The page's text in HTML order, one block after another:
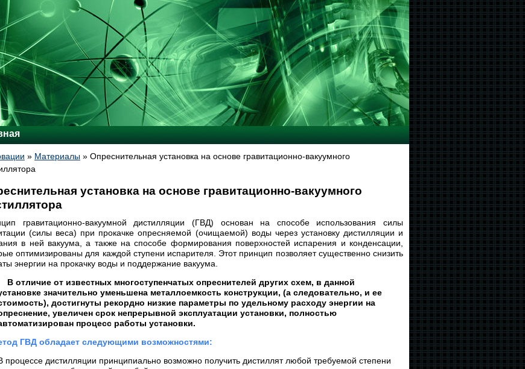
» Материалы » Опреснительная установка на основе гравитационно-вакуумного
установка на основе гравитационно-вакуумного
гравитационно-вакуумной дистилляции (ГВД) основан на способе использования силы
(силы веса) при прокачке опресняемой (очищаемой) воды через установку дистилляции и
в ней вакуума, а также на способе формирования поверхностей испарения и конденсации,
оптимизированы для каждой ступени испарителя. Этот принцип позволяет существенно снизить
энергии на прокачку воды и поддержание вакуума.
В отличие от известных многоступенчатых опреснителей других схем, в данной
значительно уменьшена металлоемкость конструкции, (а следовательно, и ее
достигнуты рекордно низкие параметры по удельному расходу энергии на
увеличен срок непрерывной эксплуатации установки, полностью
процесс работы установки.
ГВД обладает следующими возможностями:
процессе дистилляции принципиально возможно получить дистиллят любой требуемой степени